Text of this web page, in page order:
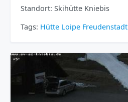
Standort: Skihütte Kniebis
Tags: Hütte Loipe Freudenstadt